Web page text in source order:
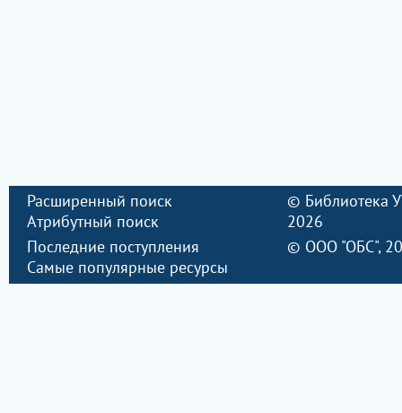
Расширенный поиск
Атрибутный поиск
Последние поступления
Самые популярные ресурсы
© Библиотека
2026
© ООО "ОБС",